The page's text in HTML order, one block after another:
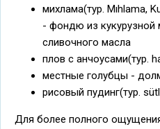
михлама(тур. Mıhlama,
- фондю из кукурузной
сливочного масла
плов с анчоусами(тур.
местные голубцы -
рисовый пудинг(тур.
Для более полного